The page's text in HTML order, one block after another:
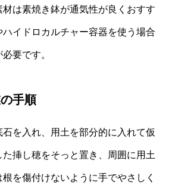
は素焼き鉢が通気性が良くおすす
イドロカルチャー容器を使う場合
要です。
手順
石を入れ、用土を部分的に入れて仮
挿し穂をそっと置き、周囲に用土
を傷付けないように手でやさしく